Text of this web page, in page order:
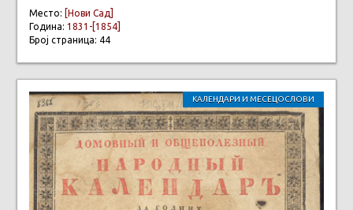
Место:
[Нови Сад]
Година: 1831-[1854]
Број страница: 44
КАЛЕНДАРИ И МЕСЕЦОСЛОВИ